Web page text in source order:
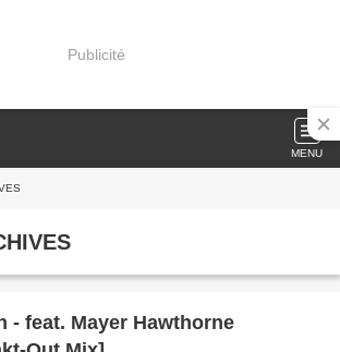
Publicité
MENU
- feat. Mayer Hawthorne